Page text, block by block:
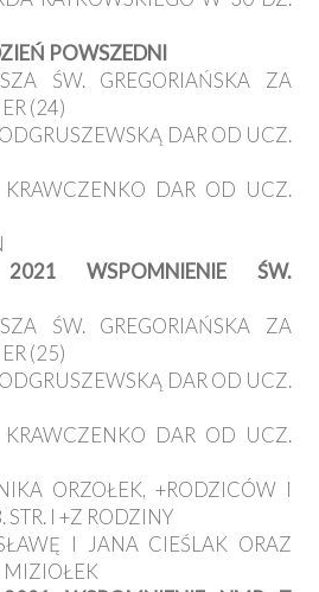
POWSZEDNI
ŚW. GREGORIAŃSKA ZA
(24)
DAR OD UCZ.
DAR OD UCZ.
WSPOMNIENIE ŚW.
ŚW. GREGORIAŃSKA ZA
(25)
DAR OD UCZ.
DAR OD UCZ.
ORZOŁEK, +RODZICÓW I
I +Z RODZINY
I JANA CIEŚLAK ORAZ
MIZIOŁEK